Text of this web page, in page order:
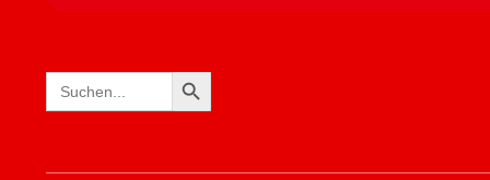
Search
for:
SEARCH BUTTON